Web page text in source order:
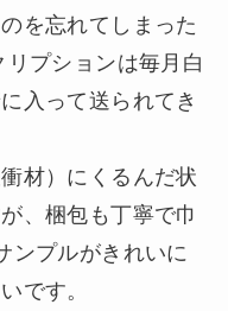
を忘れてしまった
プションは毎月白
入って送られてき
材）にくるんだ状
、梱包も丁寧で巾
ンプルがきれいに
です。